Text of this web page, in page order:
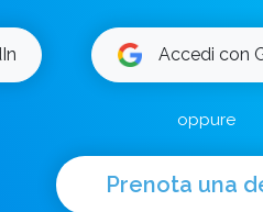
Accedi con
oppure
Prenota una